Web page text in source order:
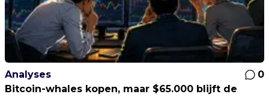
Analyses
0
Bitcoin-whales kopen, maar $65.000 blijft de